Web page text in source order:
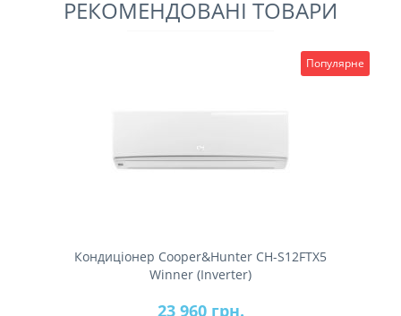
РЕКОМЕНДОВАНІ ТОВАРИ
Популярне
Кондиціонер Cooper&Hunter CH-S12FTX5
Winner (Inverter)
23 960 грн.